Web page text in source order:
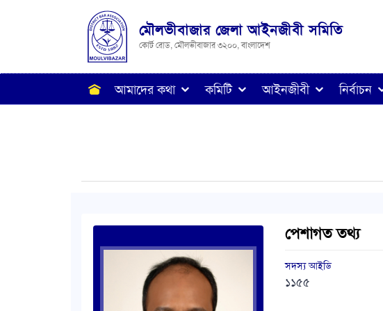
মৌলভীবাজার জেলা আইনজীবী সমিতি
কোর্ট রোড, মৌলভীবাজার ৩২০০, বাংলাদেশ
আমাদের কথা কমিটি আইনজীবী নির্বাচন
পেশাগত তথ্য
সদস্য আইডি
১১৫৫